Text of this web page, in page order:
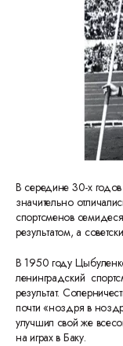
В середине 30-х годов
значительно
спортсменов
результатом, а
В 1950 году
ленинградский
результат.
почти «ноздря в
улучшил свой же
на играх в Баку.